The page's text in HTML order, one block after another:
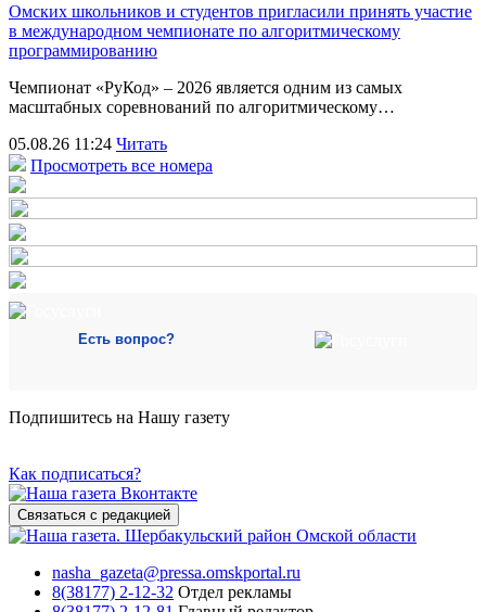
Омских школьников и студентов пригласили принять участие
в международном чемпионате по алгоритмическому
программированию
Чемпионат «РуКод» – 2026 является одним из самых
масштабных соревнований по алгоритмическому…
05.08.26 11:24 Читать
Просмотреть все номера
Есть вопрос?
Подпишитесь на Нашу газету
Как подписаться?
Связаться с редакцией
nasha_gazeta@pressa.omskportal.ru
8(38177) 2-12-32 Отдел рекламы